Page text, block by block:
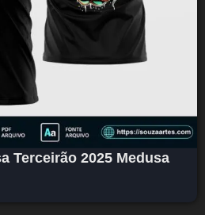
Terceirão 2025 Medusa